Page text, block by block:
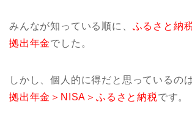
みんなが知っている順に、 ふるさと納
拠出年金でした。
しかし、個人的に得だと思っているの
拠出年金＞NISA＞ふるさと納税です。